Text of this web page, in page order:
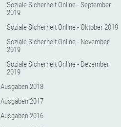
Soziale Sicherheit Online - September
2019
Soziale Sicherheit Online - Oktober 2019
Soziale Sicherheit Online - November
2019
Soziale Sicherheit Online - Dezember
2019
Ausgaben 2018
Ausgaben 2017
Ausgaben 2016